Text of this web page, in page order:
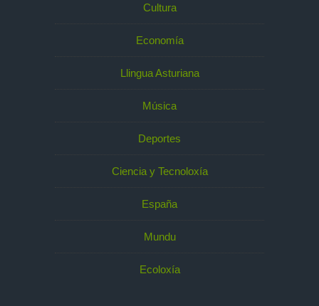
Cultura
Economía
Llingua Asturiana
Música
Deportes
Ciencia y Tecnoloxía
España
Mundu
Ecoloxía